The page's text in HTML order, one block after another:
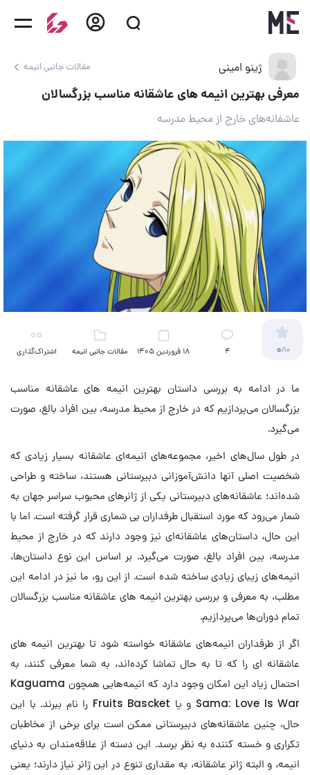
ژینو امینی مقالات جانبی انیمه
معرفی بهترین انیمه های عاشقانه مناسب بزرگسالان
عاشفانه‌های خارج از محیط مدرسه
0/10
4 18 فروردین 1405 مقالات جانبی انیمه اشتراک‌گذاری
ما در ادامه به بررسی داستان بهترین انیمه های عاشقانه مناسب
بزرگسالان می‌پردازیم که در خارج از محیط مدرسه، بین افراد بالغ، صورت
می‌گیرد.
در طول سال‌های اخیر، مجموعه‌های انیمه‌ای عاشقانه‌ بسیار زیادی که
شخصیت اصلی آنها دانش‌آموزانی دبیرستانی هستند، ساخته و طراحی
شده‌اند؛ عاشقانه‌های دبیرستانی یکی از ژانرهای محبوب سراسر جهان به
شمار می‌رود که مورد استقبال طرفداران بی شماری قرار گرفته‌ است. اما با
این حال، داستان‌های عاشقانه‌ای نیز وجود دارند که در خارج از محیط
مدرسه، بین افراد بالغ، صورت می‌گیرد. بر اساس این نوع داستان‌ها،
انیمه‌های زیبای زیادی ساخته شده است. از این رو، ما نیز در ادامه این
مطلب، به معرفی و بررسی بهترین انیمه های عاشقانه مناسب بزرگسالان
تمام دوران‌ها می‌پردازیم.
اگر از طرفداران انیمه‌های عاشقانه خواسته شود تا بهترین انیمه های
عاشقانه ‌ای را که تا به حال تماشا کرده‌اند، به شما معرفی کنند، به
احتمال زیاد این امکان وجود دارد که انیمه‌هایی همچون Kaguama
Sama: Love Is War و یا Fruits Bascket را نام ببرند. با این
حال، چنین عاشقانه‌های دبیرستانی ممکن است برای برخی از مخاطبان
تکراری و خسته کننده به نظر برسد. این دسته از علاقه‌مندان به دنیای
انیمه، و البته ژانر عاشقانه، به مقداری تنوع در این ژانر نیاز دارند؛ یعنی